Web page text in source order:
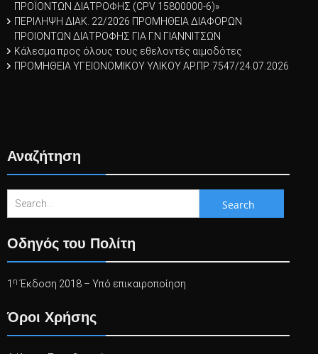
ΠΡΟΪOΝΤΩΝ ΔΙΑΤΡΟΦΗΣ (CPV 15800000-6)»
ΠΕΡΙΛΗΨΗ ΔΙΑΚ. 22/2026 ΠΡΟΜΗΘΕΙΑ ΔΙΑΦΟΡΩΝ
ΠΡΟΙΟΝΤΩΝ ΔΙΑΤΡΟΦΗΣ ΓΙΑ Γ.Ν ΓΙΑΝΝΙΤΣΩΝ
Κάλεσμα προς όλους τους εθελοντές αιμοδότες
ΠΡΟΜΗΘΕΙΑ ΥΓΕΙΟΝΟΜΙΚΟΥ ΥΛΙΚΟΥ ΑΡ.ΠΡ.:7547/24.07.2026
Αναζήτηση
for:
Οδηγός του Πολίτη
1 η Έκδοση 2018 – Υπό επικαιροποίηση
Όροι Χρήσης